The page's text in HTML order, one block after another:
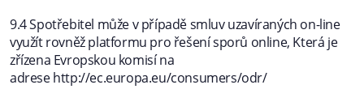
9.4 Spotřebitel může v případě smluv uzavíraných on-line
využít rovněž platformu pro řešení sporů online, Která je
zřízena Evropskou komisí na
adrese http://ec.europa.eu/consumers/odr/